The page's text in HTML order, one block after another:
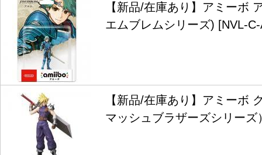
【新品/在庫あり】アミーボ
エムブレムシリーズ) [NVL-
【新品/在庫あり】アミーボ
マッシュブラザーズシリーズ